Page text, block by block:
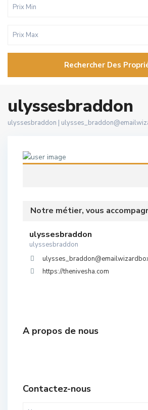
Rechercher Des
ulyssesbraddon
ulyssesbraddon |
Notre métier, vous
ulyssesbraddon
ulyssesbraddon
https://thenivesha.com
A propos de nous
Contactez-nous